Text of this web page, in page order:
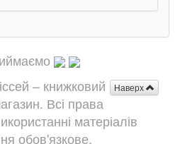
Наверх
– книжковий
Всі права
матеріалів
обов'язкове.